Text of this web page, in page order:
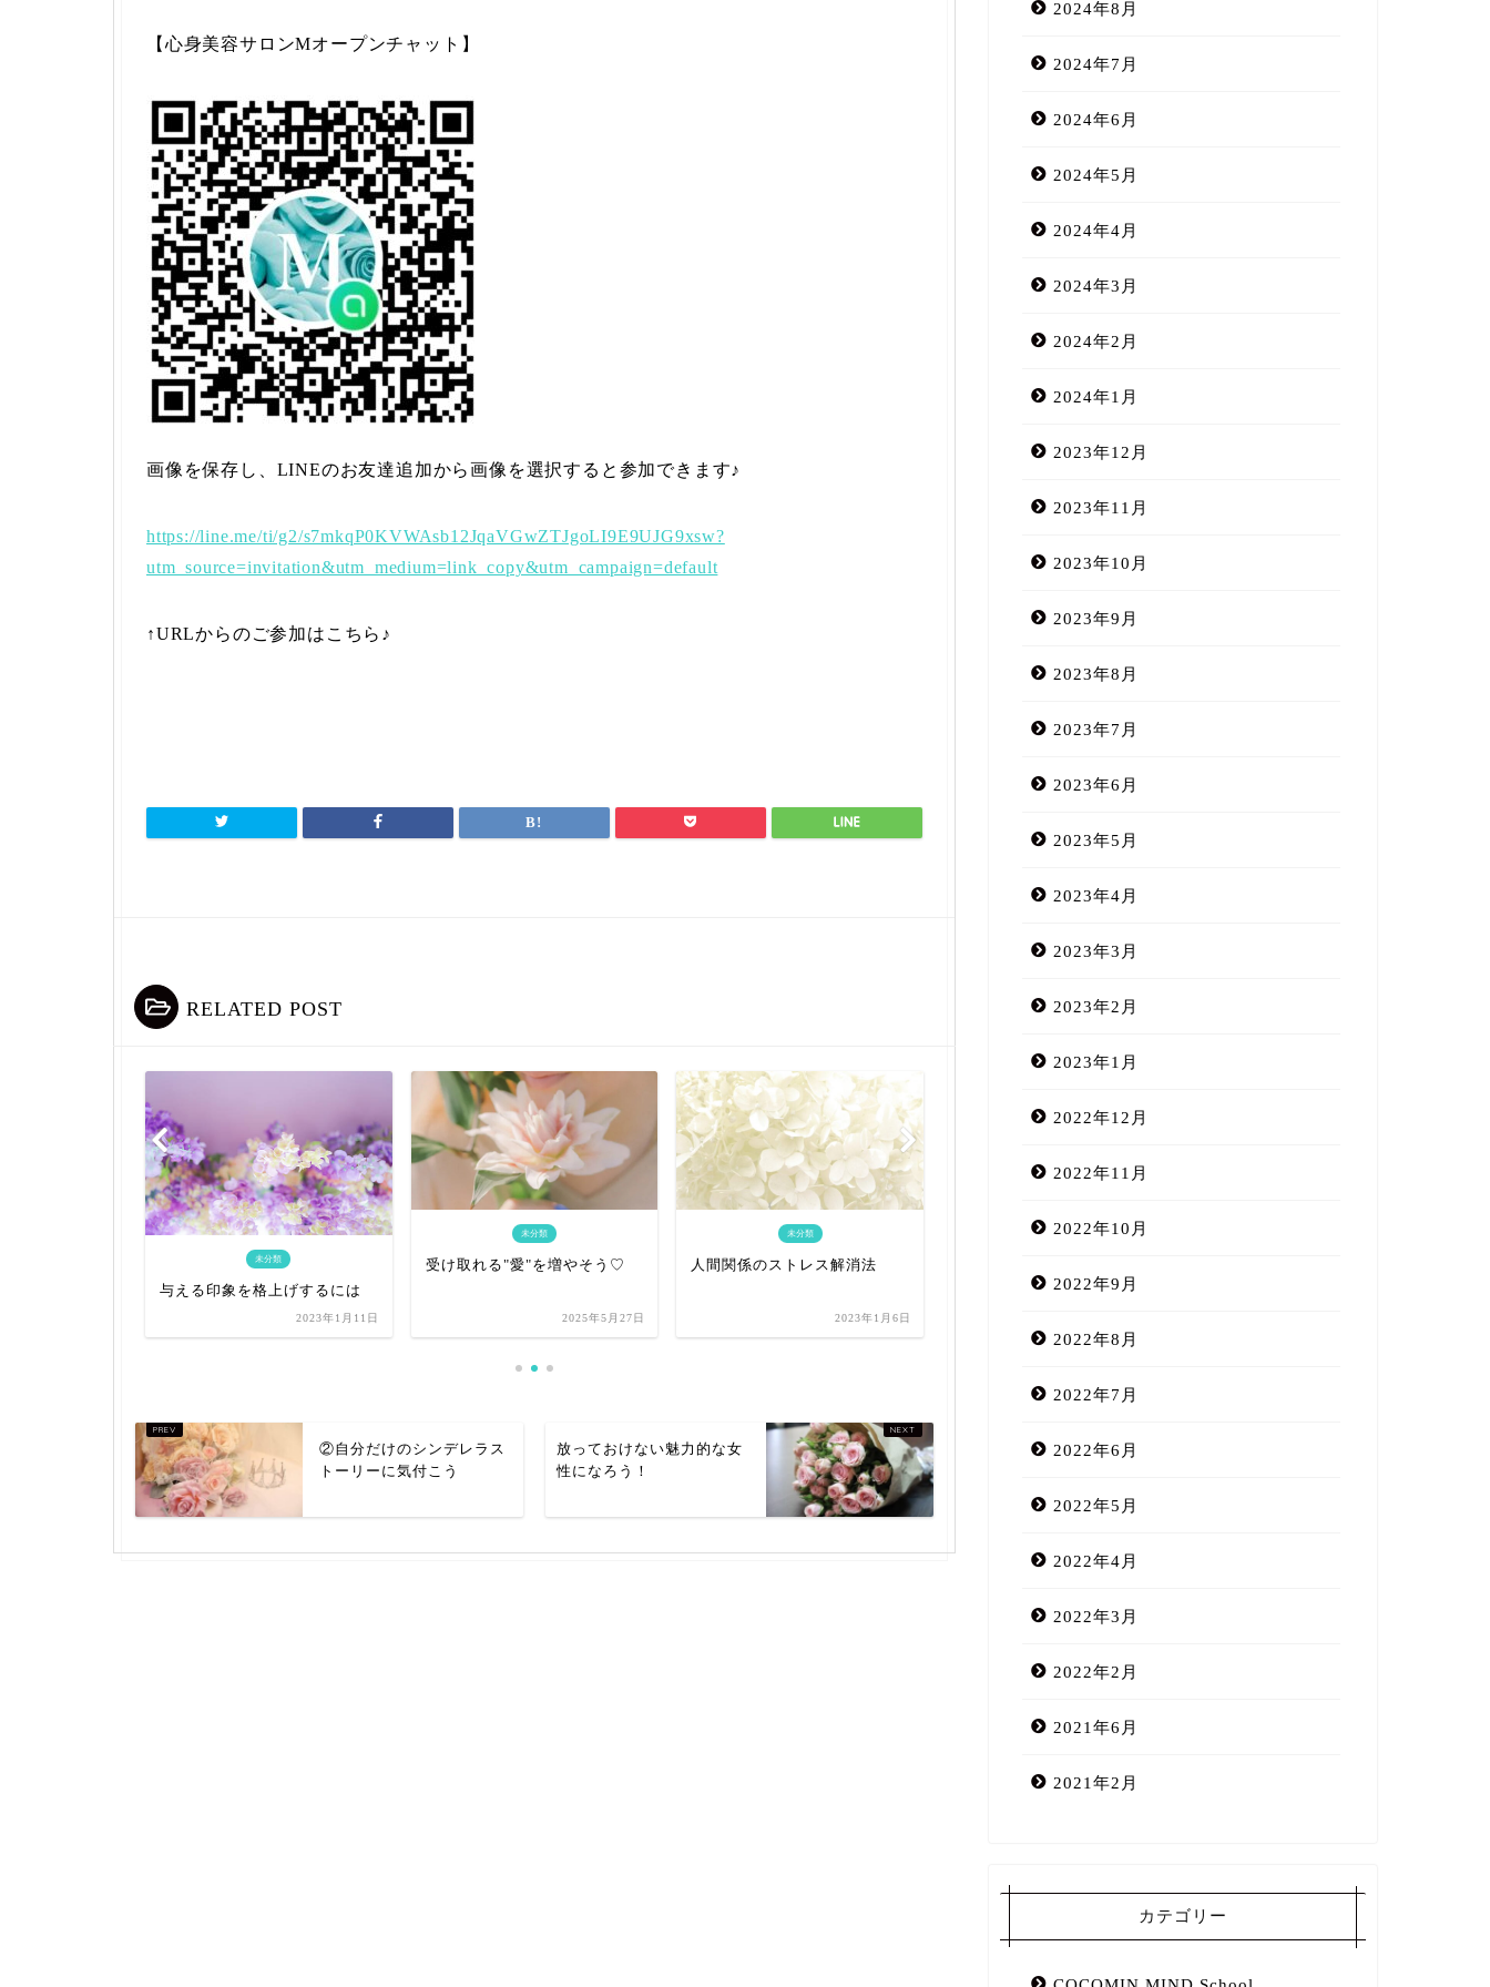
【心身美容サロンMオープンチャット】
画像を保存し、LINEのお友達追加から画像を選択すると参加できます♪
https://line.me/ti/g2/s7mkqP0KVWAsb12JqaVGwZTJgoLI9E9UJG9xsw?
utm_source=invitation&utm_medium=link_copy&utm_campaign=default
↑URLからのご参加はこちら♪
RELATED POST
未分類
与える印象を格上げするには
2023年1月11日
未分類
受け取れる"愛"を増やそう♡
2025年5月27日
未分類
人間関係のストレス解消法
2023年1月6日
与える印象を格上げするには
②自分だけのシンデレラス
トーリーに気付こう
放っておけない魅力的な女
性になろう！
2024年8月
2024年7月
2024年6月
2024年5月
2024年4月
2024年3月
2024年2月
2024年1月
2023年12月
2023年11月
2023年10月
2023年9月
2023年8月
2023年7月
2023年6月
2023年5月
2023年4月
2023年3月
2023年2月
2023年1月
2022年12月
2022年11月
2022年10月
2022年9月
2022年8月
2022年7月
2022年6月
2022年5月
2022年4月
2022年3月
2022年2月
2021年6月
2021年2月
カテゴリー